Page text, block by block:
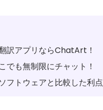
訳アプリならChatArt！
でも無制限にチャット！
フトウェアと比較した利点